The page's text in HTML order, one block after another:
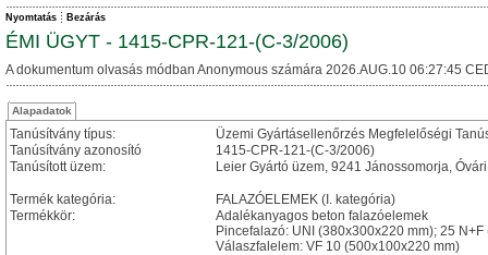
Nyomtatás Bezárás
ÉMI ÜGYT - 1415-CPR-121-(C-3/2006)
A dokumentum olvasás módban Anonymous számára 2026.AUG.10 06:27:45
Alapadatok
Tanúsítvány típus:
Üzemi Gyártásellenőrzés Megfelelőségi
Tanúsítvány azonosító
1415-CPR-121-(C-3/2006)
Tanúsított üzem:
Leier Gyártó üzem, 9241 Jánossomorja,
Termék kategória:
FALAZÓELEMEK (I. kategória)
Termékkör:
Adalékanyagos beton falazóelemek
Pincefalazó: UNI (380x300x220 mm); 25
Válaszfalelem: VF 10 (500x100x220 mm)